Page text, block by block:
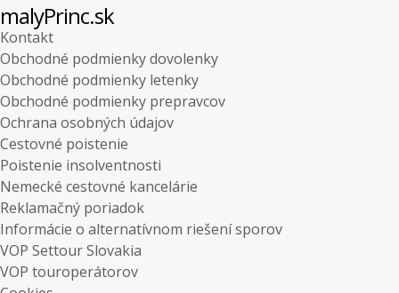
malyPrinc.sk
Kontakt
Obchodné podmienky dovolenky
Obchodné podmienky letenky
Obchodné podmienky prepravcov
Ochrana osobných údajov
Cestovné poistenie
Poistenie insolventnosti
Nemecké cestovné kancelárie
Reklamačný poriadok
Informácie o alternatívnom riešení sporov
VOP Settour Slovakia
VOP touroperátorov